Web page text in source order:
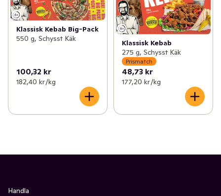
Klassisk Kebab Big-Pack
550 g, Schysst Käk
100,32 kr
182,40 kr /kg
Klassisk Kebab
275 g, Schysst Käk
Prismatch
48,73 kr
177,20 kr /kg
Handla